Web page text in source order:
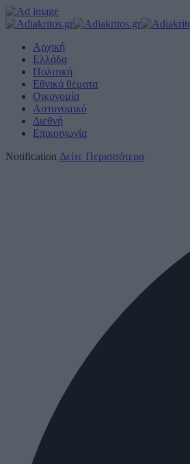
Αρχική
Ελλάδα
Πολιτική
Εθνικά θέματα
Οικονομία
Αστυνομικό
Διεθνή
Επικοινωνία
Notification Δείτε Περισσότερα